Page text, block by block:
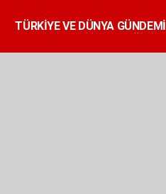
TÜRKİYE VE DÜNYA GÜNDEMİ